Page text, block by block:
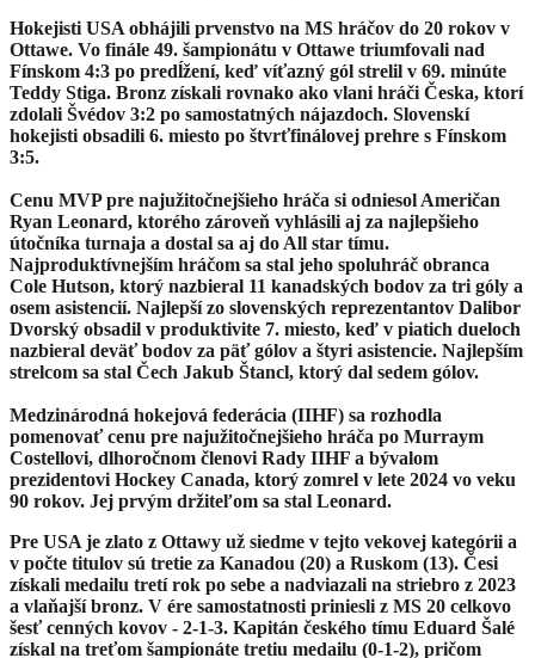
Hokejisti USA obhájili prvenstvo na MS hráčov do 20 rokov v
Ottawe. Vo finále 49. šampionátu v Ottawe triumfovali nad
Fínskom 4:3 po predĺžení, keď víťazný gól strelil v 69. minúte
Teddy Stiga. Bronz získali rovnako ako vlani hráči Česka, ktorí
zdolali Švédov 3:2 po samostatných nájazdoch. Slovenskí
hokejisti obsadili 6. miesto po štvrťfinálovej prehre s Fínskom
3:5.
Cenu MVP pre najužitočnejšieho hráča si odniesol Američan
Ryan Leonard, ktorého zároveň vyhlásili aj za najlepšieho
útočníka turnaja a dostal sa aj do All star tímu.
Najproduktívnejším hráčom sa stal jeho spoluhráč obranca
Cole Hutson, ktorý nazbieral 11 kanadských bodov za tri góly a
osem asistencií. Najlepší zo slovenských reprezentantov Dalibor
Dvorský obsadil v produktivite 7. miesto, keď v piatich dueloch
nazbieral deväť bodov za päť gólov a štyri asistencie. Najlepším
strelcom sa stal Čech Jakub Štancl, ktorý dal sedem gólov.
Medzinárodná hokejová federácia (IIHF) sa rozhodla
pomenovať cenu pre najužitočnejšieho hráča po Murraym
Costellovi, dlhoročnom členovi Rady IIHF a bývalom
prezidentovi Hockey Canada, ktorý zomrel v lete 2024 vo veku
90 rokov. Jej prvým držiteľom sa stal Leonard.
Pre USA je zlato z Ottawy už siedme v tejto vekovej kategórii a
v počte titulov sú tretie za Kanadou (20) a Ruskom (13). Česi
získali medailu tretí rok po sebe a nadviazali na striebro z 2023
a vlaňajší bronz. V ére samostatnosti priniesli z MS 20 celkovo
šesť cenných kovov - 2-1-3. Kapitán českého tímu Eduard Šalé
získal na treťom šampionáte tretiu medailu (0-1-2), pričom